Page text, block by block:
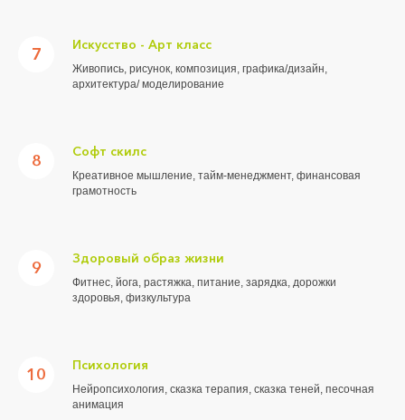
7 Искусство - Арт класс
Живопись, рисунок, композиция, графика/дизайн,
архитектура/ моделирование
8 Софт скилс
Креативное мышление, тайм-менеджмент, финансовая
грамотность
9 Здоровый образ жизни
Фитнес, йога, растяжка, питание, зарядка, дорожки
здоровья, физкультура
10 Психология
Нейропсихология, сказка терапия, сказка теней, песочная
анимация